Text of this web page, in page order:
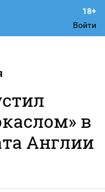
Войти
в
Англии